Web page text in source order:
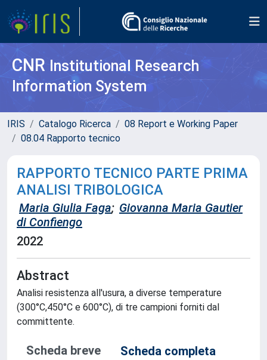
CNR Institutional Research
Information System
IRIS Catalogo Ricerca
08 Report e Working Paper
08.04 Rapporto tecnico
RAPPORTO TECNICO PARTE PRIMA
ANALISI TRIBOLOGICA
Maria Giulia Faga; Giovanna Maria Gautier
di Confiengo
2022
Abstract
Analisi resistenza all'usura, a diverse temperature
(300°C,450°C e 600°C), di tre campioni forniti dal
committente.
Scheda breve
Scheda completa